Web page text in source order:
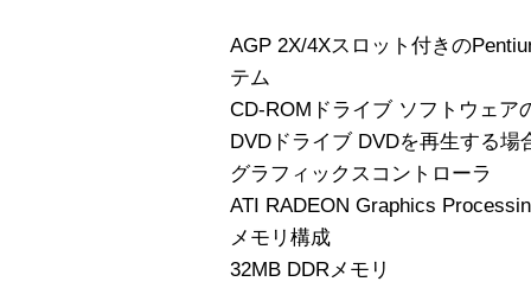
AGP 2X/4Xスロット付きの
テム
CD-ROMドライブ ソフトウェア
DVDドライブ DVDを再生する場
グラフィックスコントローラ
ATI RADEON Graphics
メモリ構成
32MB DDRメモリ